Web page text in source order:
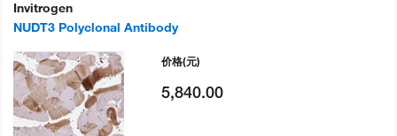
Invitrogen
NUDT3 Polyclonal Antibody
价格(元)
5,840.00